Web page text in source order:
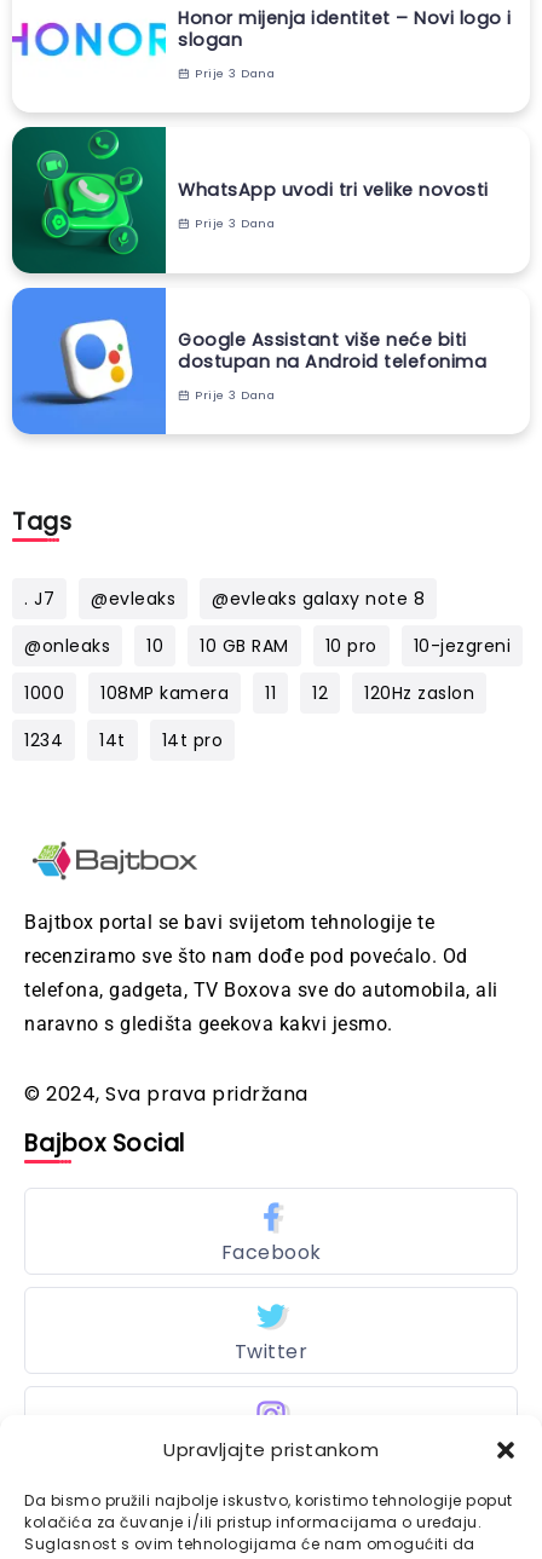
Upravljajte pristankom
Da bismo pružili najbolje iskustvo, koristimo tehnologije poput
kolačića za čuvanje i/ili pristup informacijama o uređaju.
Suglasnost s ovim tehnologijama će nam omogućiti da
Honor mijenja identitet – Novi logo i
slogan
Prije 3 Dana
WhatsApp uvodi tri velike novosti
Prije 3 Dana
Google Assistant više neće biti
dostupan na Android telefonima
Prije 3 Dana
Tags
. J7 @evleaks
@evleaks galaxy note 8
@onleaks
10 10 GB RAM 10 pro
10-jezgreni
1000
108MP kamera 11 12
120Hz zaslon
1234
14t 14t pro
Bajtbox portal se bavi svijetom tehnologije te
recenziramo sve što nam dođe pod povećalo. Od
telefona, gadgeta, TV Boxova sve do automobila, ali
naravno s gledišta geekova kakvi jesmo.
© 2024, Sva prava pridržana
Bajbox Social
Facebook
Twitter
Instagram
Bajtbox